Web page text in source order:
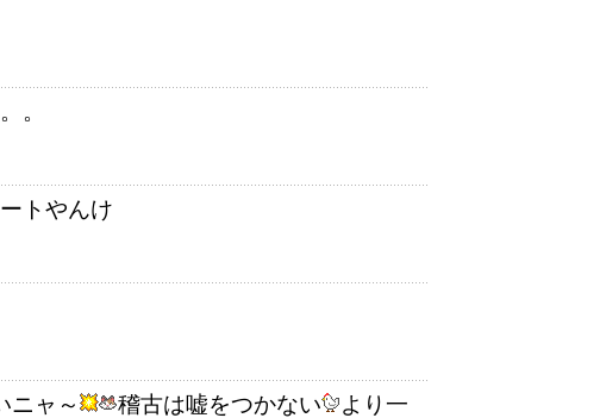
。
トやんけ
ニャ～ 稽古は嘘をつかない
より一